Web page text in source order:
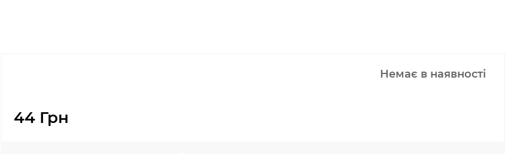
Немає в наявності
44 Грн